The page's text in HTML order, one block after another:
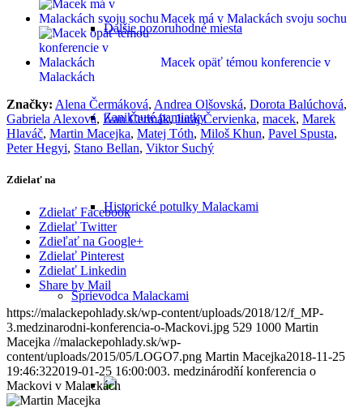
Ďalšie pozoruhodné miesta
Zaniknuté pamiatky
Historické potulky Malackami
Sprievodca Malackami
Macek má v Malackách svoju sochu
Macek opäť témou konferencie v
Malackách
Značky: Alena Čermáková, Andrea Olšovská, Dorota Balúchová,
Gabriela Alexová, Ivan Čermák,Juraj Červienka, macek, Marek
Hlaváč, Martin Macejka, Matej Tóth, Miloš Khun, Pavel Spusta,
Peter Hegyi, Stano Bellan, Viktor Suchý
Zdielať na
Zdielať Facebook
Zdielať Twitter
Zdieľať na Google+
Zdielať Pinterest
Zdielať Linkedin
Share by Mail
https://malackepohlady.sk/wp-content/uploads/2018/12/f_MP-
3.medzinarodni-konferencia-o-Mackovi.jpg 529 1000 Martin
Macejka //malackepohlady.sk/wp-
content/uploads/2015/05/LOGO7.png Martin Macejka2018-11-25
19:46:322019-01-25 16:00:003. medzinárodňí konferencia o
Mackovi v Malackách